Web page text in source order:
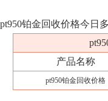
pt950铂金回收价格今日
产品名称
pt950铂金回收价格